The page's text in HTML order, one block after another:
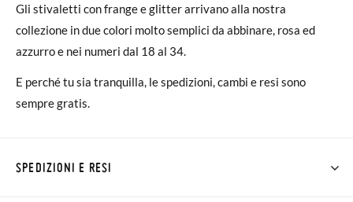
Gli stivaletti con frange e glitter arrivano alla nostra
collezione in due colori molto semplici da abbinare, rosa ed
azzurro e nei numeri dal 18 al 34.
E perché tu sia tranquilla, le spedizioni, cambi e resi sono
sempre gratis.
SPEDIZIONI E RESI